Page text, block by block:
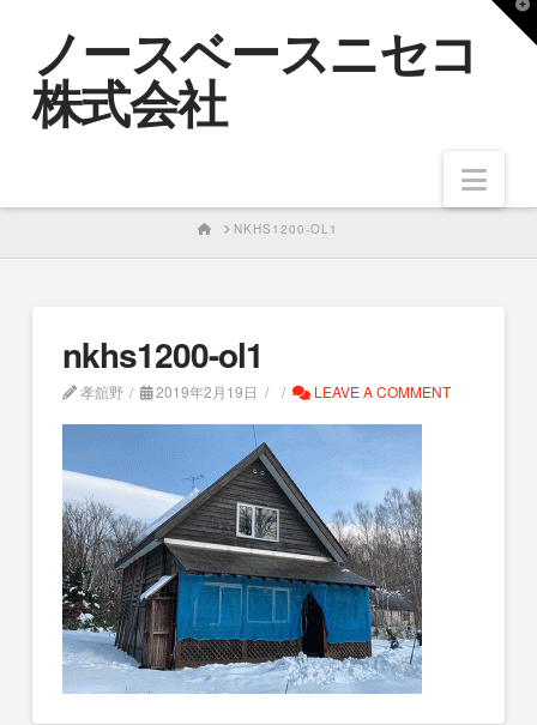
ノースベースニセコ
株式会社
HOMENKHS1200-OL1
nkhs1200-ol1
孝舘野 2019年2月19日 LEAVE A COMMENT